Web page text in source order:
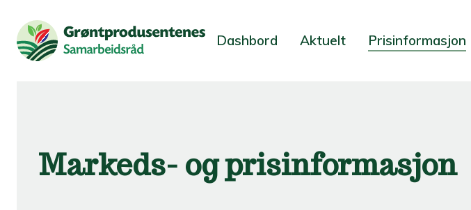
Dashbord Aktuelt Prisinformasjon
Markeds- og prisinformasjon